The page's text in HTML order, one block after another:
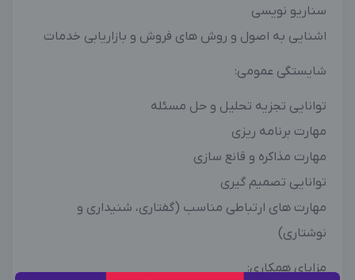
سناریو نویسی
اشنایی به اصول و روش های فروش و بازاریابی خدمات
شایستگی عمومی:
توانایی تجزیه تحلیل و حل مسئله
مهارت برنامه ریزی
مهارت مذاکره و قانع سازی
توانایی تصمیم گیری
مهارت های ارتباطی مناسب (گفتاری، شنیداری و
نوشتاری)
مزایای همکاری: